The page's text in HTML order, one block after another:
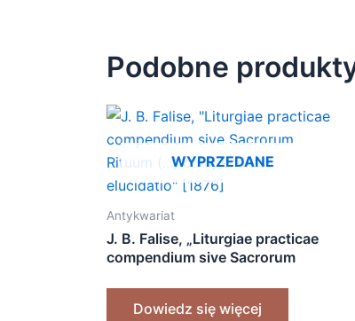
Podobne
WYPRZEDANE
Antykwariat
J. B. Falise, „Liturgiae practicae
compendium sive Sacrorum
elucidatio” [1876]
Dowiedz się więcej